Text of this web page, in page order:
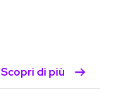
Scopri di più